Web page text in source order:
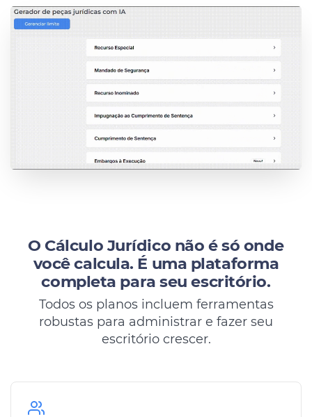
O Cálculo Jurídico não é só onde
você calcula. É uma plataforma
completa para seu escritório.
Todos os planos incluem ferramentas
robustas para administrar e fazer seu
escritório crescer.